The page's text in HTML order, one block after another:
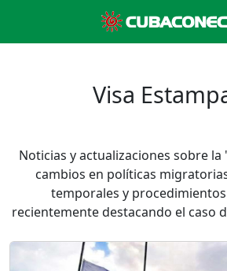
Visa
Noticias y actualizaciones sobre la
cambios en políticas
temporales y
recientemente destacando el caso